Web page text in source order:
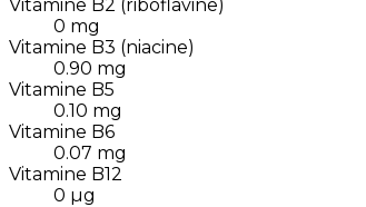
Vitamine B2 (riboflavine)
0 mg
Vitamine B3 (niacine)
0.90 mg
Vitamine B5
0.10 mg
Vitamine B6
0.07 mg
Vitamine B12
0 µg